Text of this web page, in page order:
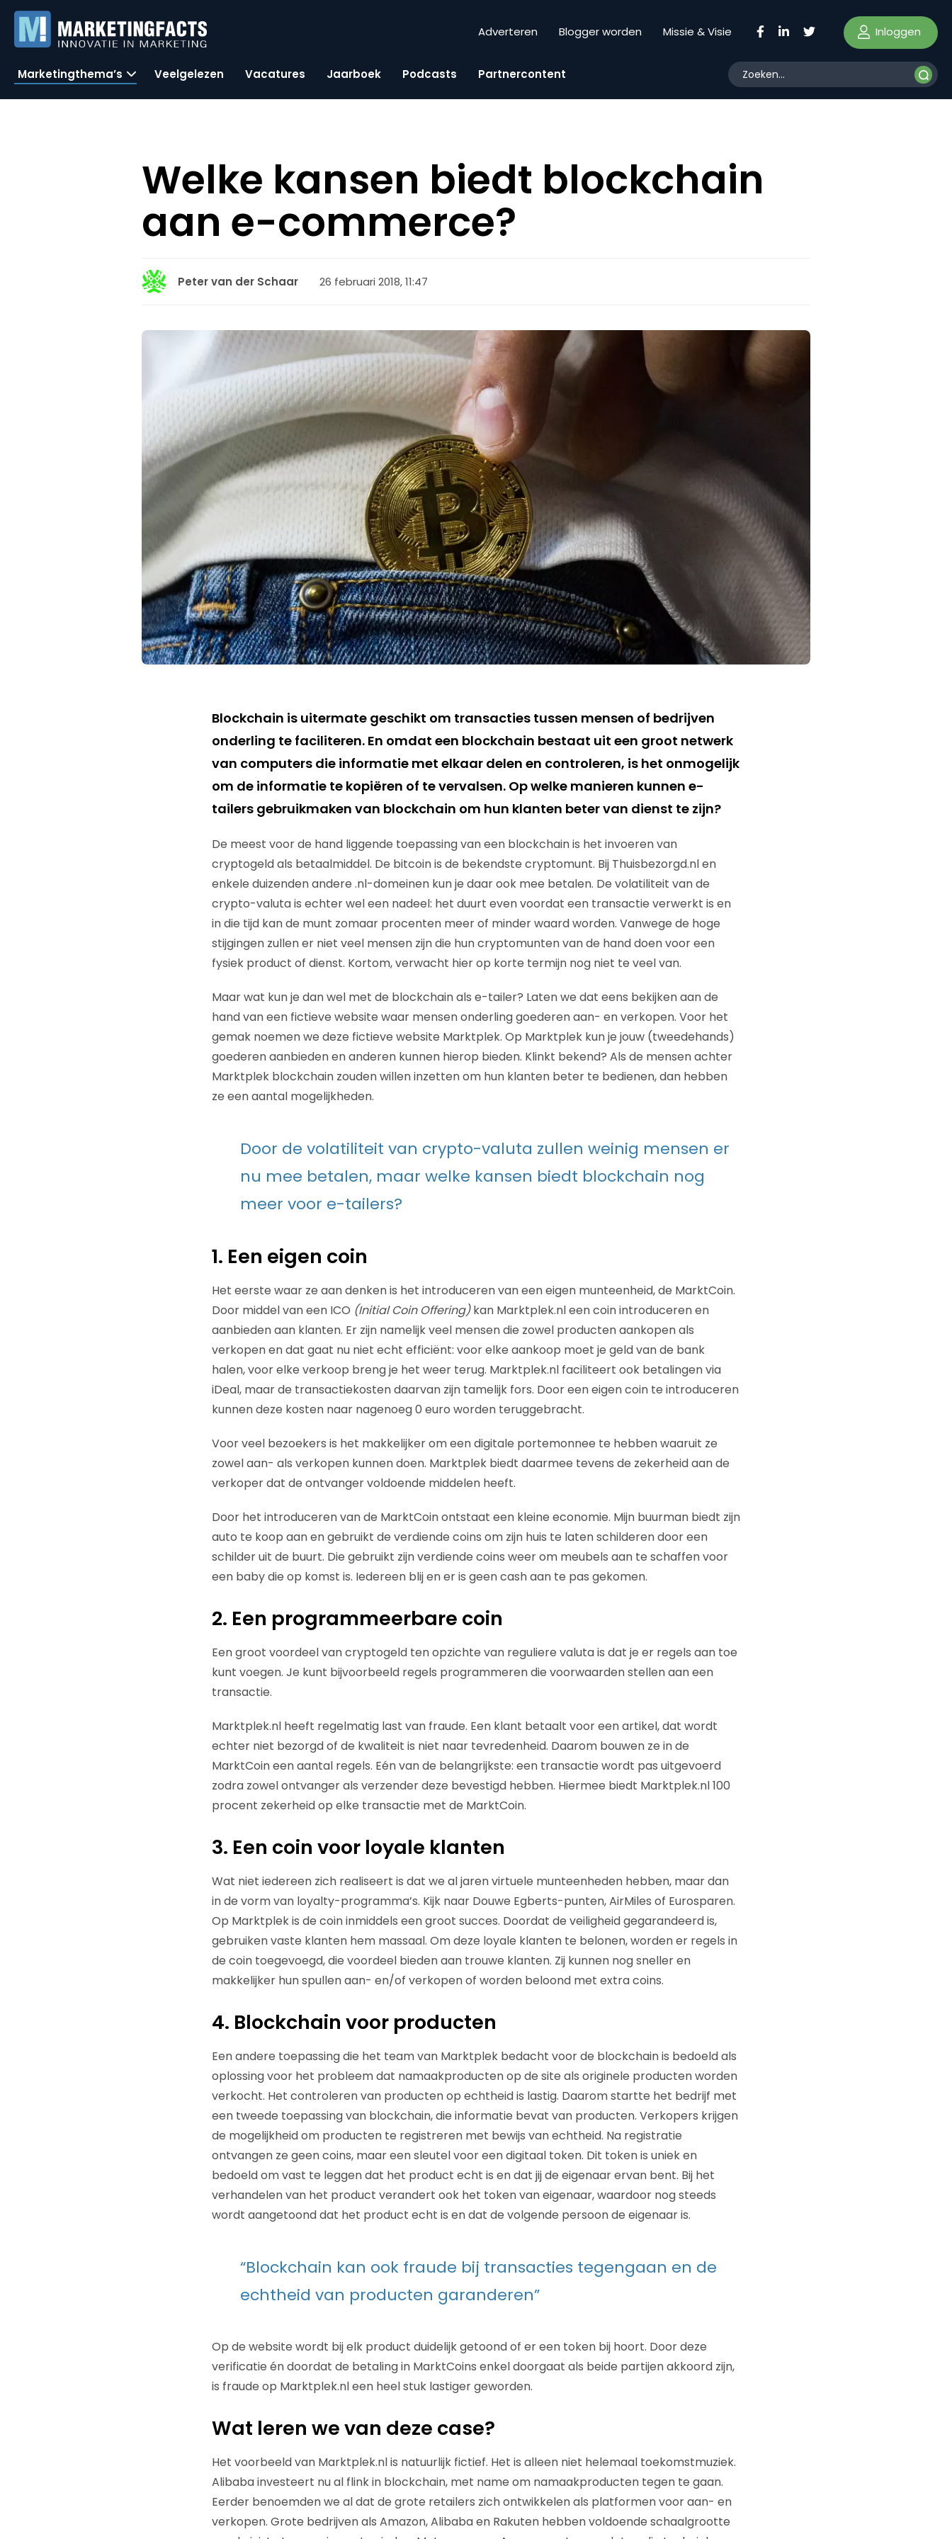
Adverteren Blogger worden Missie & Visie Inloggen
Marketingthema’s Veelgelezen Vacatures Jaarboek Podcasts Partnercontent
Welke kansen biedt blockchain
aan e-commerce?
Peter van der Schaar 26 februari 2018, 11:47
Blockchain is uitermate geschikt om transacties tussen mensen of bedrijven
onderling te faciliteren. En omdat een blockchain bestaat uit een groot netwerk
van computers die informatie met elkaar delen en controleren, is het onmogelijk
om de informatie te kopiëren of te vervalsen. Op welke manieren kunnen e-
tailers gebruikmaken van blockchain om hun klanten beter van dienst te zijn?
De meest voor de hand liggende toepassing van een blockchain is het invoeren van
cryptogeld als betaalmiddel. De bitcoin is de bekendste cryptomunt. Bij Thuisbezorgd.nl en
enkele duizenden andere .nl-domeinen kun je daar ook mee betalen. De volatiliteit van de
crypto-valuta is echter wel een nadeel: het duurt even voordat een transactie verwerkt is en
in die tijd kan de munt zomaar procenten meer of minder waard worden. Vanwege de hoge
stijgingen zullen er niet veel mensen zijn die hun cryptomunten van de hand doen voor een
fysiek product of dienst. Kortom, verwacht hier op korte termijn nog niet te veel van.
Maar wat kun je dan wel met de blockchain als e-tailer? Laten we dat eens bekijken aan de
hand van een fictieve website waar mensen onderling goederen aan- en verkopen. Voor het
gemak noemen we deze fictieve website Marktplek. Op Marktplek kun je jouw (tweedehands)
goederen aanbieden en anderen kunnen hierop bieden. Klinkt bekend? Als de mensen achter
Marktplek blockchain zouden willen inzetten om hun klanten beter te bedienen, dan hebben
ze een aantal mogelijkheden.
Door de volatiliteit van crypto-valuta zullen weinig mensen er
nu mee betalen, maar welke kansen biedt blockchain nog
meer voor e-tailers?
1. Een eigen coin
Het eerste waar ze aan denken is het introduceren van een eigen munteenheid, de MarktCoin.
Door middel van een ICO (Initial Coin Offering)kan Marktplek.nl een coin introduceren en
aanbieden aan klanten. Er zijn namelijk veel mensen die zowel producten aankopen als
verkopen en dat gaat nu niet echt efficiënt: voor elke aankoop moet je geld van de bank
halen, voor elke verkoop breng je het weer terug. Marktplek.nl faciliteert ook betalingen via
iDeal, maar de transactiekosten daarvan zijn tamelijk fors. Door een eigen coin te introduceren
kunnen deze kosten naar nagenoeg 0 euro worden teruggebracht.
Voor veel bezoekers is het makkelijker om een digitale portemonnee te hebben waaruit ze
zowel aan- als verkopen kunnen doen. Marktplek biedt daarmee tevens de zekerheid aan de
verkoper dat de ontvanger voldoende middelen heeft.
Door het introduceren van de MarktCoin ontstaat een kleine economie. Mijn buurman biedt zijn
auto te koop aan en gebruikt de verdiende coins om zijn huis te laten schilderen door een
schilder uit de buurt. Die gebruikt zijn verdiende coins weer om meubels aan te schaffen voor
een baby die op komst is. Iedereen blij en er is geen cash aan te pas gekomen.
2. Een programmeerbare coin
Een groot voordeel van cryptogeld ten opzichte van reguliere valuta is dat je er regels aan toe
kunt voegen. Je kunt bijvoorbeeld regels programmeren die voorwaarden stellen aan een
transactie.
Marktplek.nl heeft regelmatig last van fraude. Een klant betaalt voor een artikel, dat wordt
echter niet bezorgd of de kwaliteit is niet naar tevredenheid. Daarom bouwen ze in de
MarktCoin een aantal regels. Eén van de belangrijkste: een transactie wordt pas uitgevoerd
zodra zowel ontvanger als verzender deze bevestigd hebben. Hiermee biedt Marktplek.nl 100
procent zekerheid op elke transactie met de MarktCoin.
3. Een coin voor loyale klanten
Wat niet iedereen zich realiseert is dat we al jaren virtuele munteenheden hebben, maar dan
in de vorm van loyalty-programma’s. Kijk naar Douwe Egberts-punten, AirMiles of Eurosparen.
Op Marktplek is de coin inmiddels een groot succes. Doordat de veiligheid gegarandeerd is,
gebruiken vaste klanten hem massaal. Om deze loyale klanten te belonen, worden er regels in
de coin toegevoegd, die voordeel bieden aan trouwe klanten. Zij kunnen nog sneller en
makkelijker hun spullen aan- en/of verkopen of worden beloond met extra coins.
4. Blockchain voor producten
Een andere toepassing die het team van Marktplek bedacht voor de blockchain is bedoeld als
oplossing voor het probleem dat namaakproducten op de site als originele producten worden
verkocht. Het controleren van producten op echtheid is lastig. Daarom startte het bedrijf met
een tweede toepassing van blockchain, die informatie bevat van producten. Verkopers krijgen
de mogelijkheid om producten te registreren met bewijs van echtheid. Na registratie
ontvangen ze geen coins, maar een sleutel voor een digitaal token. Dit token is uniek en
bedoeld om vast te leggen dat het product echt is en dat jij de eigenaar ervan bent. Bij het
verhandelen van het product verandert ook het token van eigenaar, waardoor nog steeds
wordt aangetoond dat het product echt is en dat de volgende persoon de eigenaar is.
“Blockchain kan ook fraude bij transacties tegengaan en de
echtheid van producten garanderen”
Op de website wordt bij elk product duidelijk getoond of er een token bij hoort. Door deze
verificatie én doordat de betaling in MarktCoins enkel doorgaat als beide partijen akkoord zijn,
is fraude op Marktplek.nl een heel stuk lastiger geworden.
Wat leren we van deze case?
Het voorbeeld van Marktplek.nl is natuurlijk fictief. Het is alleen niet helemaal toekomstmuziek.
Alibaba investeert nu al flink in blockchain, met name om namaakproducten tegen te gaan.
Eerder benoemden we al dat de grote retailers zich ontwikkelen als platformen voor aan- en
verkopen. Grote bedrijven als Amazon, Alibaba en Rakuten hebben voldoende schaalgrootte